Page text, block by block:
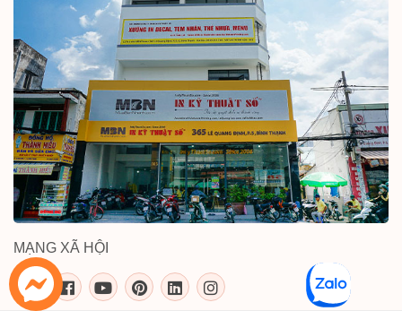
MẠNG XÃ HỘI
inkythuatso.com trên các mạng xã